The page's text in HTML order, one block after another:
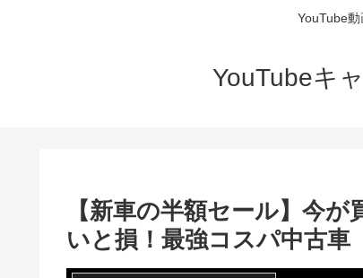
YouTube
YouTubeキ
【新車の半額セール】今
いと損！最強コスパ中古車